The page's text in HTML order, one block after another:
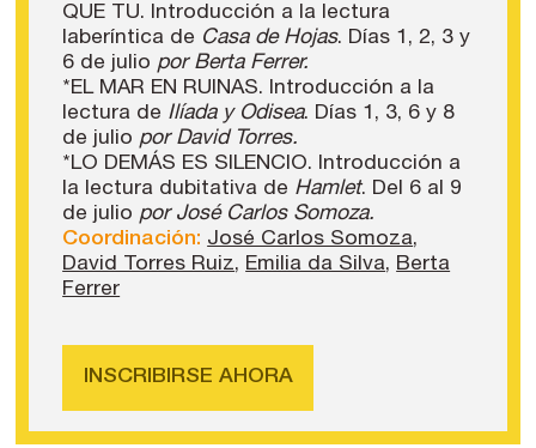
QUE TU. Introducción a la lectura
laberíntica de Casa de Hojas. Días 1, 2, 3 y
6 de julio por Berta Ferrer.
*EL MAR EN RUINAS. Introducción a la
lectura de Ilíada y Odisea. Días 1, 3, 6 y 8
de julio por David Torres.
*LO DEMÁS ES SILENCIO. Introducción a
la lectura dubitativa de Hamlet. Del 6 al 9
de julio por José Carlos Somoza.
Coordinación: José Carlos Somoza,
David Torres Ruiz, Emilia da Silva, Berta
Ferrer
INSCRIBIRSE AHORA